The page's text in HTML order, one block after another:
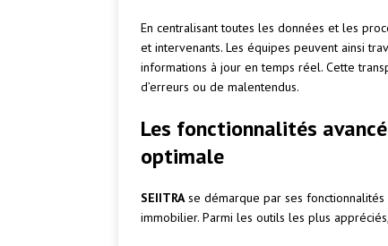
En centralisant toutes les données et les
et intervenants. Les équipes peuvent ainsi
informations à jour en temps réel. Cette
d’erreurs ou de malentendus.
Les fonctionnalités
optimale
SEIITRAse démarque par ses
immobilier. Parmi les outils les plus